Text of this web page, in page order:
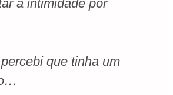
a intimidade por
que tinha um